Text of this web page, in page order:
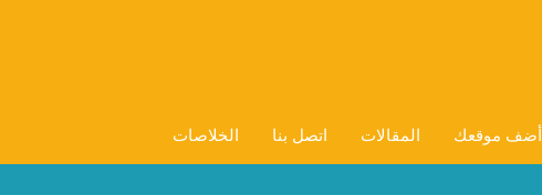
أضف موقعك المقالات اتصل بنا الخلاصات